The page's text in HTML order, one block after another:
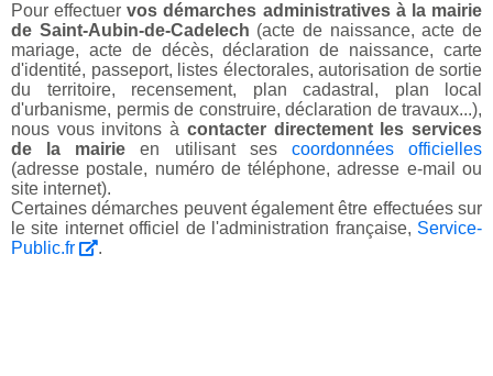
Pour effectuervos démarches administratives à la mairie
de Saint-Aubin-de-Cadelech (acte de naissance, acte de
mariage, acte de décès, déclaration de naissance, carte
d'identité, passeport, listes électorales, autorisation de sortie
du territoire, recensement, plan cadastral, plan local
d'urbanisme, permis de construire, déclaration de travaux...),
nous vous invitons à contacter directement les services
de la mairie en utilisant ses coordonnées officielles
(adresse postale, numéro de téléphone, adresse e-mail ou
site internet).
Certaines démarches peuvent également être effectuées sur
le site internet officiel de l'administration française, Service-
Public.fr
.